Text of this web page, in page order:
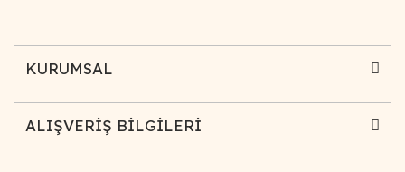
KURUMSAL
ALIŞVERİŞ BİLGİLERİ